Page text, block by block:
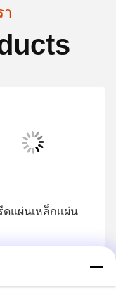
ดแผ่นเหล็กแผ่น